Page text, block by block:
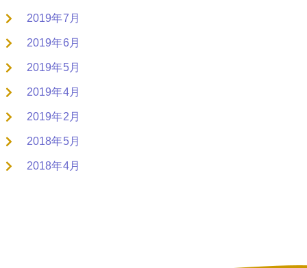
2019年7月
2019年6月
2019年5月
2019年4月
2019年2月
2018年5月
2018年4月